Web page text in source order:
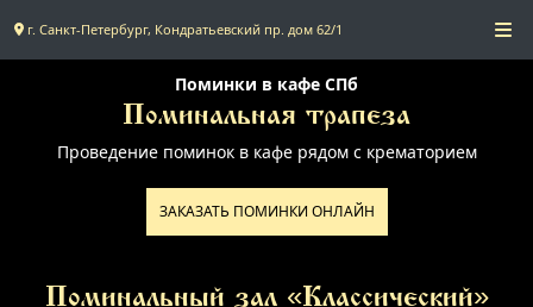
г. Санкт-Петербург, Кондратьевский пр. дом 62/1
Поминальное меню
Поминальные залы
Поминки в кафе СПб
Поминальная трапеза
Проведение поминок в кафе рядом с крематорием
ЗАКАЗАТЬ ПОМИНКИ ОНЛАЙН
Поминальный зал «Классический»